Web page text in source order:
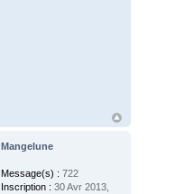
Mangelune
Message(s) : 722
Inscription : 30 Avr 2013,